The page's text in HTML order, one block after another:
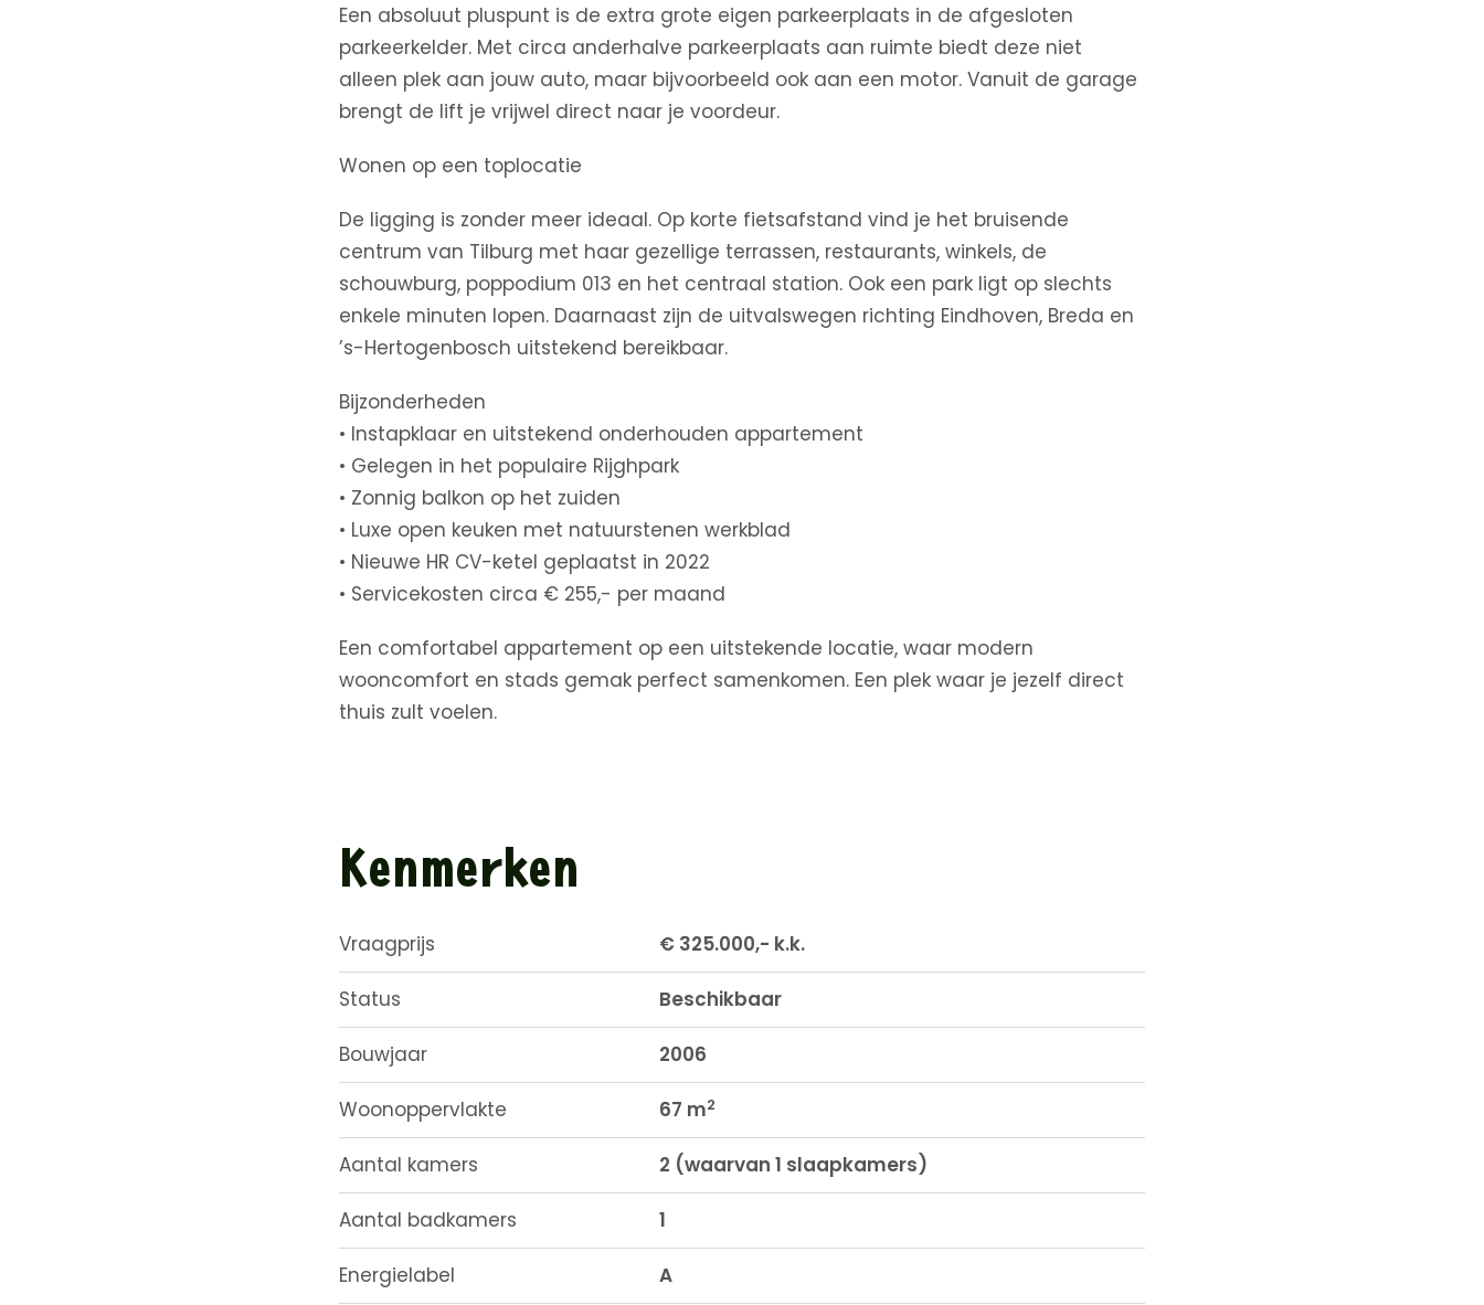
Een absoluut pluspunt is de extra grote eigen parkeerplaats in de afgesloten
parkeerkelder. Met circa anderhalve parkeerplaats aan ruimte biedt deze niet
alleen plek aan jouw auto, maar bijvoorbeeld ook aan een motor. Vanuit de garage
brengt de lift je vrijwel direct naar je voordeur.
Wonen op een toplocatie
De ligging is zonder meer ideaal. Op korte fietsafstand vind je het bruisende
centrum van Tilburg met haar gezellige terrassen, restaurants, winkels, de
schouwburg, poppodium 013 en het centraal station. Ook een park ligt op slechts
enkele minuten lopen. Daarnaast zijn de uitvalswegen richting Eindhoven, Breda en
’s-Hertogenbosch uitstekend bereikbaar.
Bijzonderheden
• Instapklaar en uitstekend onderhouden appartement
• Gelegen in het populaire Rijghpark
• Zonnig balkon op het zuiden
• Luxe open keuken met natuurstenen werkblad
• Nieuwe HR CV-ketel geplaatst in 2022
• Servicekosten circa € 255,- per maand
Een comfortabel appartement op een uitstekende locatie, waar modern
wooncomfort en stads gemak perfect samenkomen. Een plek waar je jezelf direct
thuis zult voelen.
Kenmerken
Vraagprijs € 325.000,- k.k.
Status Beschikbaar
Bouwjaar 2006
Woonoppervlakte 67 m2
Aantal kamers 2 (waarvan 1 slaapkamers)
Aantal badkamers 1
Energielabel A